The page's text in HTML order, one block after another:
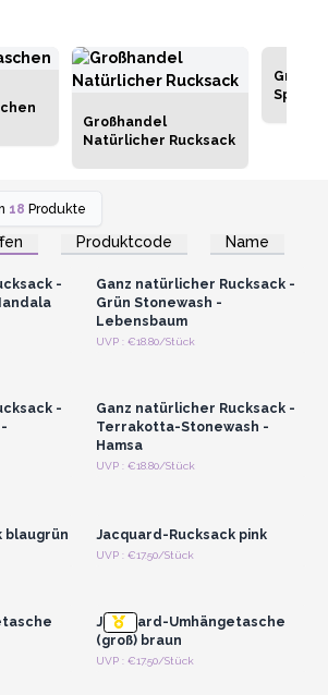
Großhandel
Natürlicher Rucksack
18 Produkte
Produktcode Name
-
Registrieren für
Großhandelspreise
Ganz natürlicher Rucksack -
Grün Stonewash -
Lebensbaum
UVP : €18.80/Stück
-
Anmelden oder
Ganz natürlicher Rucksack -
Terrakotta-Stonewash -
Hamsa
UVP : €18.80/Stück
blaugrün
Anmelden oder
Jacquard-Rucksack pink
UVP : €17.50/StückAnmelden oder
Jacquard-Umhängetasche
(groß) braun
UVP : €17.50/StückAnmelden oder